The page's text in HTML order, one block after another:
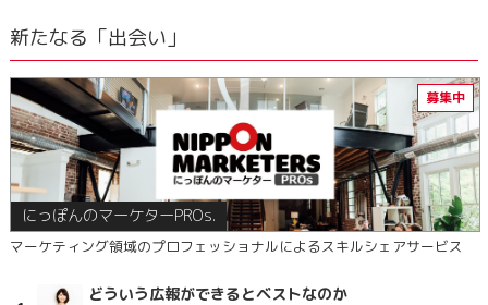
新たなる「出会い」
にっぽんのマーケターPROs.
マーケティング領域のプロフェッショナルによるスキルシェアサービス
どういう広報ができるとベストなのか